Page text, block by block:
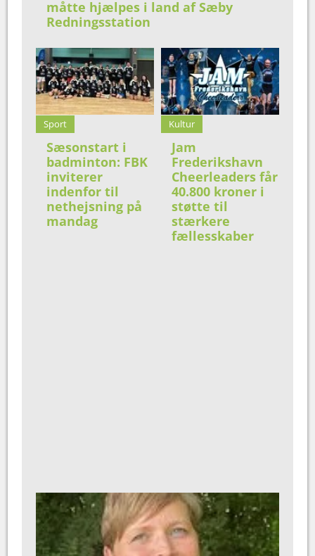
måtte hjælpes i land af Sæby
Redningsstation
Sport
Sæsonstart i
badminton: FBK
inviterer
indenfor til
nethejsning på
mandag
Kultur
Jam
Frederikshavn
Cheerleaders får
40.800 kroner i
støtte til
stærkere
fællesskaber